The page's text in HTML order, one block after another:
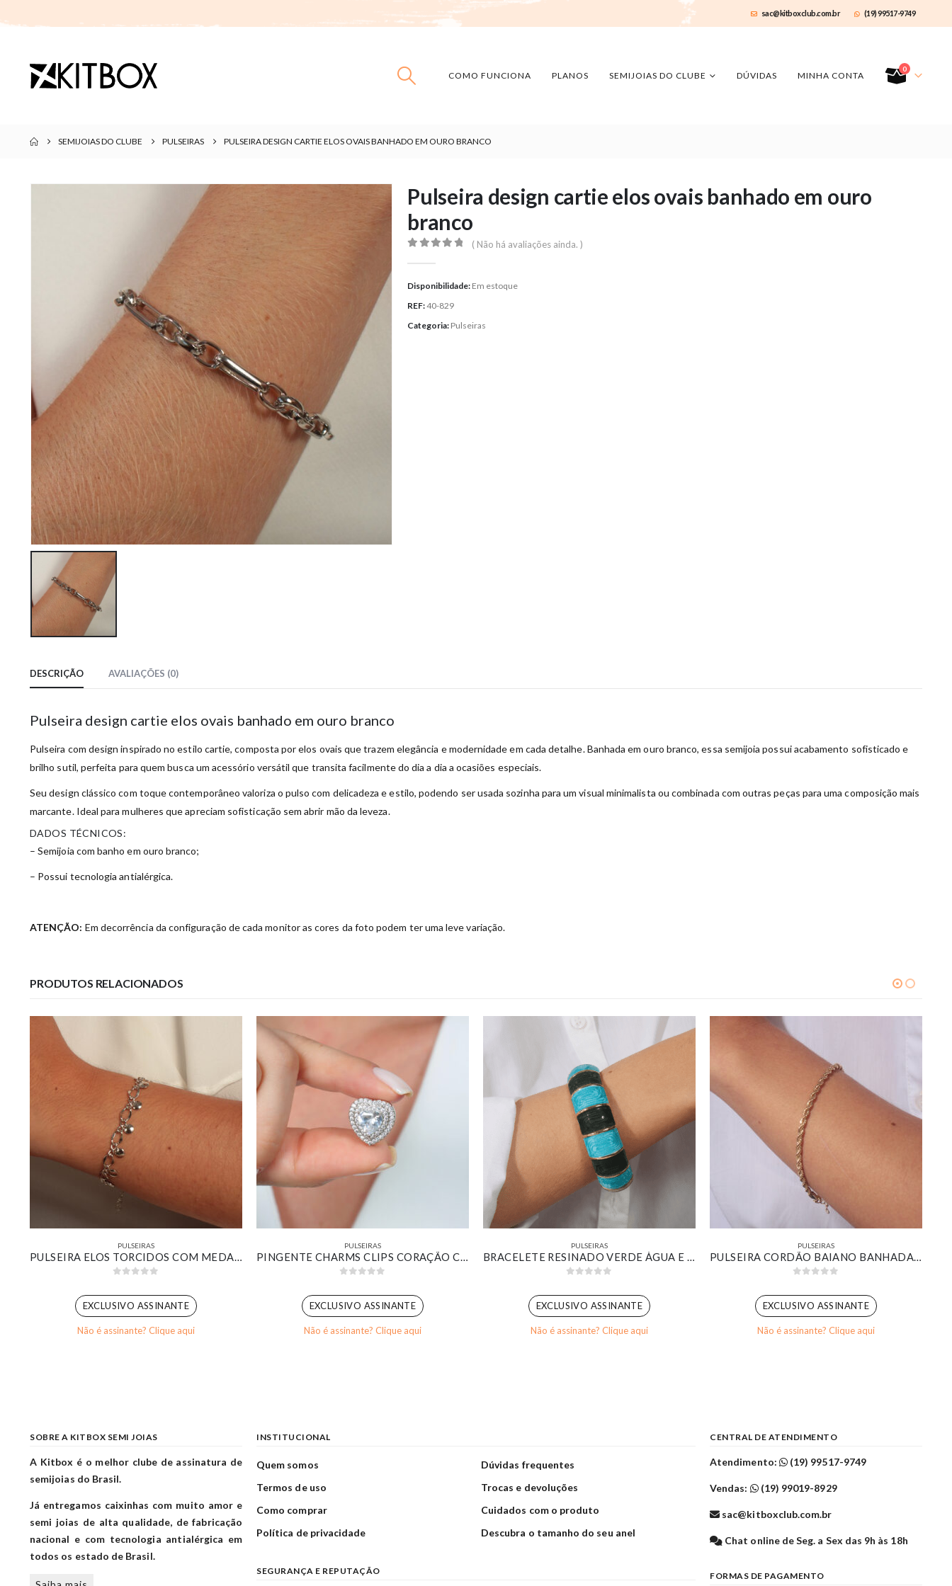
sac@kitboxclub.com.br (19) 99517-9749
COMO FUNCIONA PLANOS SEMIJOIAS DO CLUBE DÚVIDAS MINHA CONTA
0
SEMIJOIAS DO CLUBE PULSEIRAS PULSEIRA DESIGN CARTIE ELOS OVAIS BANHADO EM OURO BRANCO
Pulseira design cartie elos ovais banhado em ouro
branco
( Não há avaliações ainda. )
Disponibilidade: Em estoque
REF:40-829
Categoria: Pulseiras
DESCRIÇÃO AVALIAÇÕES (0)
Pulseira design cartie elos ovais banhado em ouro branco
Pulseira com design inspirado no estilo cartie, composta por elos ovais que trazem elegância e modernidade em cada detalhe. Banhada em ouro branco, essa semijoia possui acabamento sofisticado e
brilho sutil, perfeita para quem busca um acessório versátil que transita facilmente do dia a dia a ocasiões especiais.
Seu design clássico com toque contemporâneo valoriza o pulso com delicadeza e estilo, podendo ser usada sozinha para um visual minimalista ou combinada com outras peças para uma composição mais
marcante. Ideal para mulheres que apreciam sofisticação sem abrir mão da leveza.
DADOS TÉCNICOS:
– Semijoia com banho em ouro branco;
– Possui tecnologia antialérgica.
ATENÇÃO: Em decorrência da configuração de cada monitor as cores da foto podem ter uma leve variação.
PRODUTOS RELACIONADOS
PULSEIRAS
PULSEIRA ELOS TORCIDOS COM MEDALHINHAS LISAS BANHADO EM OURO BRANCO
EXCLUSIVO ASSINANTE
Não é assinante? Clique aqui
PULSEIRAS
PINGENTE CHARMS CLIPS CORAÇÃO COM ZIRCÔNIA
EXCLUSIVO ASSINANTE
Não é assinante? Clique aqui
PULSEIRAS
BRACELETE RESINADO VERDE ÁGUA E VERDE ESCURO BANHADO EM OURO 18K
EXCLUSIVO ASSINANTE
Não é assinante? Clique aqui
PULSEIRAS
PULSEIRA CORDÃO BAIANO BANHADA EM OURO 18K
EXCLUSIVO ASSINANTE
Não é assinante? Clique aqui
SOBRE A KITBOX SEMI JOIAS
A Kitbox é o melhor clube de assinatura de
semijoias do Brasil.
Já entregamos caixinhas com muito amor e
semi joias de alta qualidade, de fabricação
nacional e com tecnologia antialérgica em
todos os estado de Brasil.
INSTITUCIONAL
Quem somos
Termos de uso
Como comprar
Política de privacidade
Dúvidas frequentes
Trocas e devoluções
Cuidados com o produto
Descubra o tamanho do seu anel
SEGURANÇA E REPUTAÇÃO
CENTRAL DE ATENDIMENTO
Atendimento: (19) 99517-9749
Vendas: (19) 99019-8929
sac@kitboxclub.com.br
Chat online de Seg. a Sex das 9h às 18h
FORMAS DE PAGAMENTO